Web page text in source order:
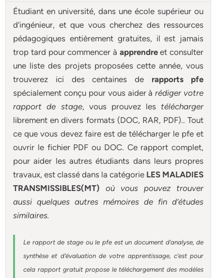
Étudiant en université, dans une école supérieur ou
d’ingénieur, et que vous cherchez des ressources
pédagogiques entièrement gratuites, il est jamais
trop tard pour commencer à apprendreet consulter
une liste des projets proposées cette année, vous
trouverez ici des centaines de rapports pfe
spécialement conçu pour vous aider àrédiger votre
rapport de stage, vous prouvez les télécharger
librement en divers formats (DOC, RAR, PDF).. Tout
ce que vous devez faire est de télécharger le pfe et
ouvrir le fichier PDF ou DOC. Ce rapport complet,
pour aider les autres étudiants dans leurs propres
travaux, est classé dans la catégorie LES MALADIES
TRANSMISSIBLES(MT)où vous pouvez trouver
aussi quelques autresmémoiresde fin d’études
similaires.
Le rapport de stage ou le pfe est un document d’analyse, de
synthèse et d’évaluation de votre apprentissage, c’est pour
cela rapport gratuit propose le téléchargement des modèles